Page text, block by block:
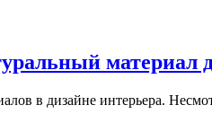
материал
в дизайне интерьера.